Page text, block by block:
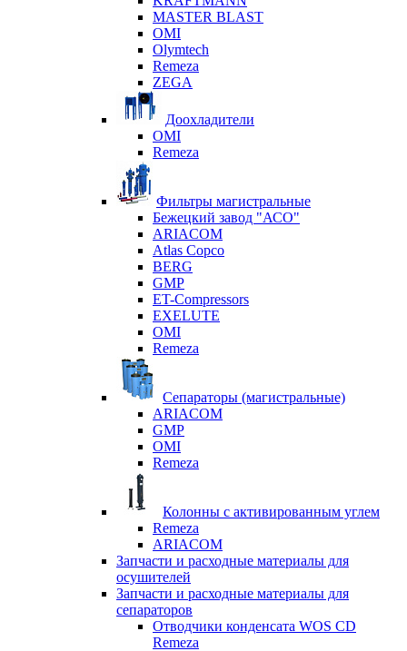
MASTER BLAST
OMI
Olymtech
Remeza
ZEGA
Доохладители
OMI
Remeza
Фильтры магистральные
Бежецкий завод "АСО"
ARIACOM
Atlas Copco
BERG
GMP
ET-Compressors
EXELUTE
OMI
Remeza
Сепараторы (магистральные)
ARIACOM
GMP
OMI
Remeza
Колонны с активированным углем
Remeza
ARIACOM
Запчасти и расходные материалы для
осушителей
Запчасти и расходные материалы для
сепараторов
Отводчики конденсата WOS CD
Remeza